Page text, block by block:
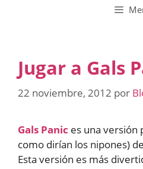
Jugar a Gals
22 noviembre, 2012 por
Gals Panic es una versión
como dirían los nipones)
Esta versión es más